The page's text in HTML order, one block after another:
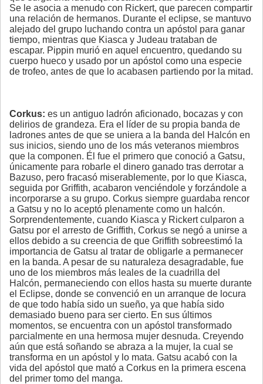
Se le asocia a menudo con Rickert, que parecen compartir
una relación de hermanos. Durante el eclipse, se mantuvo
alejado del grupo luchando contra un apóstol para ganar
tiempo, mientras que Kiasca y Judeau trataban de
escapar. Pippin murió en aquel encuentro, quedando su
cuerpo hueco y usado por un apóstol como una especie
de trofeo, antes de que lo acabasen partiendo por la mitad.
Corkus: es un antiguo ladrón aficionado, bocazas y con
delirios de grandeza. Era el líder de su propia banda de
ladrones antes de que se uniera a la banda del Halcón en
sus inicios, siendo uno de los más veteranos miembros
que la componen. Él fue el primero que conoció a Gatsu,
únicamente para robarle el dinero ganado tras derrotar a
Bazuso, pero fracasó miserablemente, por lo que Kiasca,
seguida por Griffith, acabaron venciéndole y forzándole a
incorporarse a su grupo. Corkus siempre guardaba rencor
a Gatsu y no lo aceptó plenamente como un halcón.
Sorprendentemente, cuando Kiasca y Rickert culparon a
Gatsu por el arresto de Griffith, Corkus se negó a unirse a
ellos debido a su creencia de que Griffith sobreestimó la
importancia de Gatsu al tratar de obligarle a permanecer
en la banda. A pesar de su naturaleza desagradable, fue
uno de los miembros más leales de la cuadrilla del
Halcón, permaneciendo con ellos hasta su muerte durante
el Eclipse, donde se convenció en un arranque de locura
de que todo había sido un sueño, ya que había sido
demasiado bueno para ser cierto. En sus últimos
momentos, se encuentra con un apóstol transformado
parcialmente en una hermosa mujer desnuda. Creyendo
aún que está soñando se abraza a la mujer, la cual se
transforma en un apóstol y lo mata. Gatsu acabó con la
vida del apóstol que mató a Corkus en la primera escena
del primer tomo del manga.